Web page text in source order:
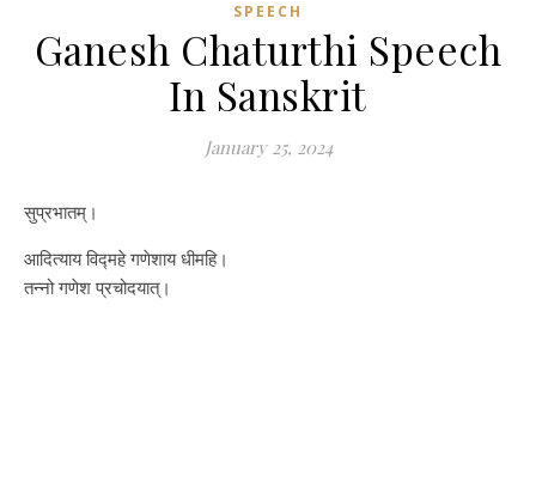
SPEECH
Ganesh Chaturthi Speech
In Sanskrit
January 25, 2024
सुप्रभातम्।
आदित्याय विद्महे गणेशाय धीमहि।
तन्नो गणेश प्रचोदयात्।